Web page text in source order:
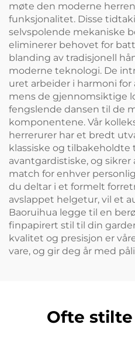
møte den moderne
funksjonalitet. Disse
selvspolende mekaniske
eliminerer behovet for
blanding av tradisjonell
moderne teknologi. De
uret arbeider i harmoni
mens de gjennomsiktige
fengslende dansen til de
komponentene. Vår
herrerurer har et bredt
klassiske og tilbakeholdte
avantgardistiske, og
match for enhver
du deltar i et formelt
avslappet helgetur, vil et
Baoruihua legge til en
finpapirert stil til din
kvalitet og presisjon er
vare, og gir deg år med
Ofte